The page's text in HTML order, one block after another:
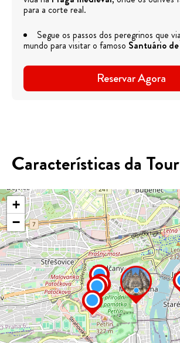
para a corte real.
Segue os passos dos peregrinos que
mundo para visitar o famoso Santuário
Reservar Agora
Características da Tour
+
−